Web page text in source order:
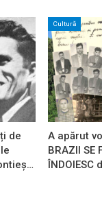
de
Cultură
A apărut
BRAZII SE
ÎNDOIESC